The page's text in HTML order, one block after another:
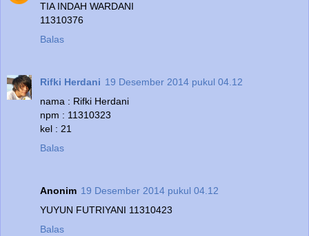
TIA INDAH WARDANI
11310376
Balas
Rifki Herdani 19 Desember 2014 pukul 04.12
nama : Rifki Herdani
npm : 11310323
kel : 21
Balas
Anonim 19 Desember 2014 pukul 04.12
YUYUN FUTRIYANI 11310423
Balas